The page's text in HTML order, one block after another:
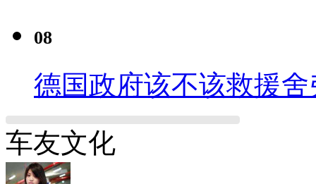
08
德国政府该不该救援舍
车友文化